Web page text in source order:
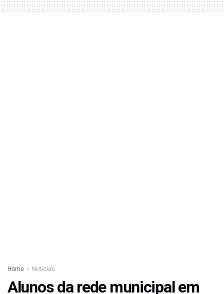
Home Notícias
Alunos da rede municipal em